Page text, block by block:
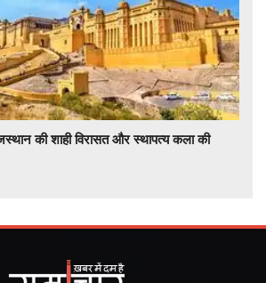
की शाही विरासत और स्थापत्य कला की